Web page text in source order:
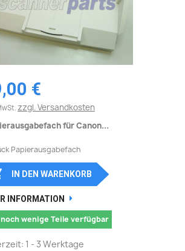
€
zzgl. Versandkosten
für Canon...
Papierausgabefach
IN DEN WARENKORB
INFORMATION
wenige Teile verfügbar
1 - 3 Werktage